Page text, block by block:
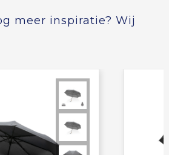
meer inspiratie? Wij